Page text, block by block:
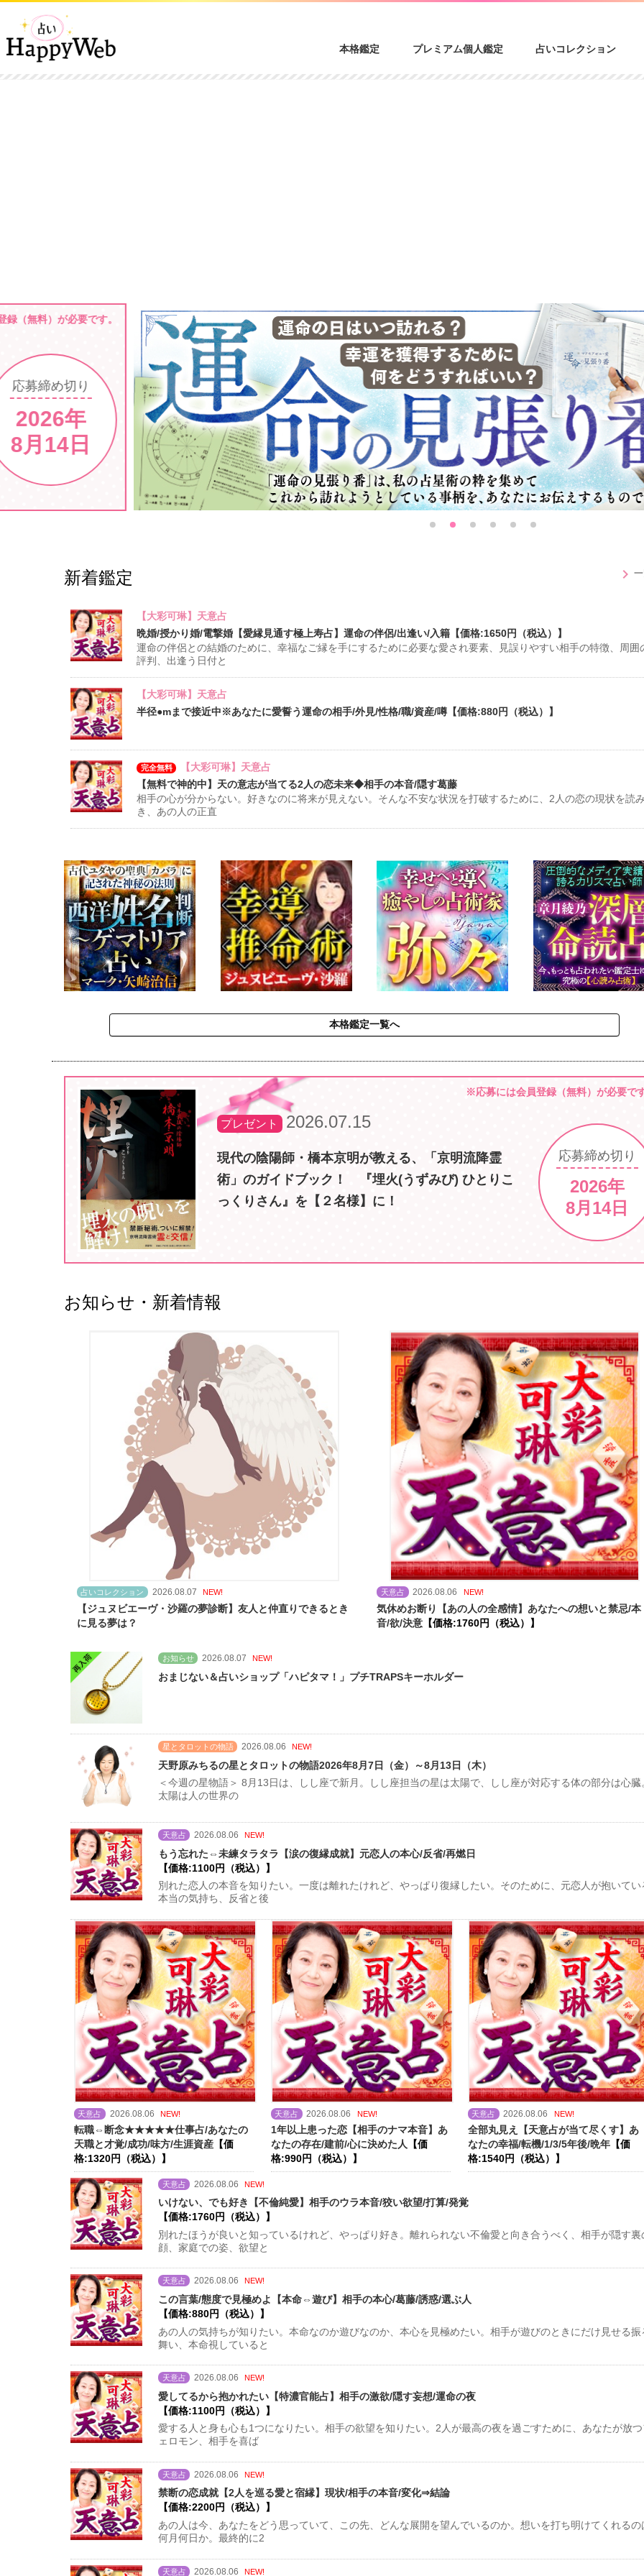
本格鑑定 プレミアム個人鑑定 占いコレクション
新着鑑定 chevron_right
【大彩可琳】天意占
晩婚/授かり婚/電撃婚【愛縁見通す極上寿占】運命の伴侶/出逢い/入籍【価格:1650円（税込）】
運命の伴侶との結婚のために、幸福なご縁を手にするために必要な愛され要素、見誤りやすい相手の特徴、周囲
評判、出逢う日付と
【大彩可琳】天意占
半径●mまで接近中※あなたに愛誓う運命の相手/外見/性格/職/資産/噂【価格:880円（税込）】
完全無料
【大彩可琳】天意占
【無料で神的中】天の意志が当てる2人の恋未来◆相手の本音/隠す葛藤
相手の心が分からない。好きなのに将来が見えない。そんな不安な状況を打破するために、2人の恋の現状を読
き、あの人の正直
本格鑑定一覧へ
※応募には会員登録（無料）が必要で
プレゼント 2026.07.15
現代の陰陽師・橋本京明が教える、「京明流降霊
術」のガイドブック！ 『埋火(うずみび) ひとりこ
っくりさん』を【２名様】に！
応募締め切り
2026年
8月14日
お知らせ・新着情報
占いコレクション 2026.08.07 NEW!
【ジュヌビエーヴ・沙羅の夢診断】友人と仲直りできるとき
に見る夢は？
天意占 2026.08.06 NEW!
気休めお断り【あの人の全感情】あなたへの想いと禁忌/本
音/欲/決意 【価格:1760円（税込）】
お知らせ 2026.08.07 NEW!
おまじない＆占いショップ「ハピタマ！」プチTRAPSキーホルダー
星とタロットの物語 2026.08.06 NEW!
天野原みちるの星とタロットの物語2026年8月7日（金）～8月13日（木）
＜今週の星物語＞ 8月13日は、しし座で新月。しし座担当の星は太陽で、しし座が対応する体の部分は心臓
太陽は人の世界の
天意占 2026.08.06 NEW!
もう忘れた⇔未練タラタラ【涙の復縁成就】元恋人の本心/反省/再燃日
【価格:1100円（税込）】
別れた恋人の本音を知りたい。一度は離れたけれど、やっぱり復縁したい。そのために、元恋人が抱いてい
本当の気持ち、反省と後
天意占 2026.08.06 NEW!
転職⇔断念★★★★★仕事占/あなたの
天職と才覚/成功/味方/生涯資産【価
格:1320円（税込）】
天意占 2026.08.06 NEW!
1年以上患った恋【相手のナマ本音】あ
なたの存在/建前/心に決めた人 【価
格:990円（税込）】
天意占 2026.08.06 NEW!
全部丸見え【天意占が当て尽くす】あ
なたの幸福/転機/1/3/5年後/晩年【価
格:1540円（税込）】
天意占 2026.08.06 NEW!
いけない、でも好き【不倫純愛】相手のウラ本音/狡い欲望/打算/発覚
【価格:1760円（税込）】
別れたほうが良いと知っているけれど、やっぱり好き。離れられない不倫愛と向き合うべく、相手が隠す裏
顔、家庭での姿、欲望と
天意占 2026.08.06 NEW!
この言葉/態度で見極めよ【本命⇔遊び】相手の本心/葛藤/誘惑/選ぶ人
【価格:880円（税込）】
あの人の気持ちが知りたい。本命なのか遊びなのか、本心を見極めたい。相手が遊びのときにだけ見せる振
舞い、本命視していると
天意占 2026.08.06 NEW!
愛してるから抱かれたい【特濃官能占】相手の激欲/隠す妄想/運命の夜
【価格:1100円（税込）】
愛する人と身も心も1つになりたい。相手の欲望を知りたい。2人が最高の夜を過ごすために、あなたが放
ェロモン、相手を喜ば
天意占 2026.08.06 NEW!
禁断の恋成就【2人を巡る愛と宿縁】現状/相手の本音/変化⇒結論
【価格:2200円（税込）】
あの人は今、あなたをどう思っていて、この先、どんな展開を望んでいるのか。想いを打ち明けてくれるの
何月何日か。最終的に2
天意占 2026.08.06 NEW!